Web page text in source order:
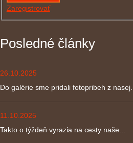
Zaregistrovať
Posledné články
26.10.2025
Do galérie sme pridali fotopribeh z nasej...
11.10.2025
Takto o týždeň vyrazia na cesty naše...